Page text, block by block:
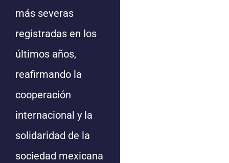
más severas
registradas en los
últimos años,
reafirmando la
cooperación
internacional y la
solidaridad de la
sociedad mexicana